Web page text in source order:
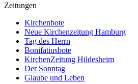
Zeitungen
Kirchenbote
Neue Kirchenzeitung Hamburg
Tag des Herrn
Bonifatiusbote
KirchenZeitung Hildesheim
Der Sonntag
Glaube und Leben